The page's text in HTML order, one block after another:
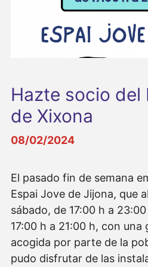
Hazte socio del
de Xixona
08/02/2024
El pasado fin de semana
Espai Jove de Jijona, que
sábado, de 17:00 h a
17:00 h a 21:00 h, con una
acogida por parte de la
pudo disfrutar de las